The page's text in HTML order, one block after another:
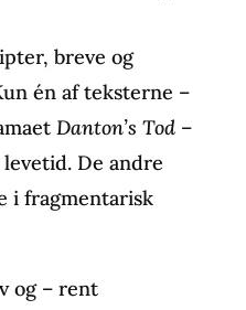
breve og
én af teksterne –
Danton’s Tod–
De andre
i fragmentarisk
og – rent